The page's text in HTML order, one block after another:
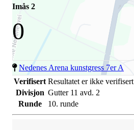
Imås 2
0
Nedenes Arena kunstgress 7er A
Verifisert Resultatet er ikke verifisert
Divisjon Gutter 11 avd. 2
Runde
10. runde